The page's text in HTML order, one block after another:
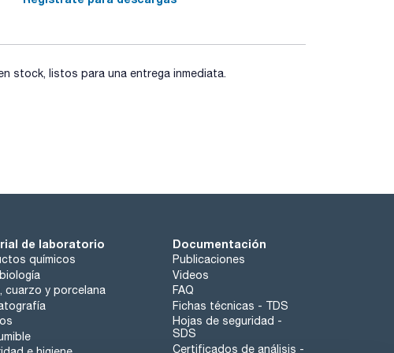
y fritados de recambio. Haga su consulta en
stock, listos para una entrega inmediata.
de laboratorio
químicos
cuarzo y porcelana
Documentación
Publicaciones
Videos
FAQ
Fichas técnicas - TDS
Hojas de seguridad -
SDS
Certificados de análisis -